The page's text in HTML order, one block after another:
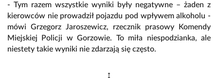
- Tym razem wszystkie wyniki były negatywne – żaden z
kierowców nie prowadził pojazdu pod wpływem alkoholu -
mówi Grzegorz Jaroszewicz, rzecznik prasowy Komendy
Miejskiej Policji w Gorzowie. To miła niespodzianka, ale
niestety takie wyniki nie zdarzają się często.
↕